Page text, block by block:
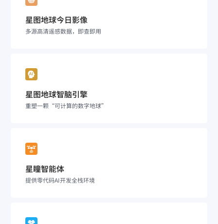
星图地球今日影像
多源高清遥感数据，即查即用
星图地球智脑引擎
重塑一颗“可计算的数字地球”
星瞳智能体
提供零代码AI开发全栈环境